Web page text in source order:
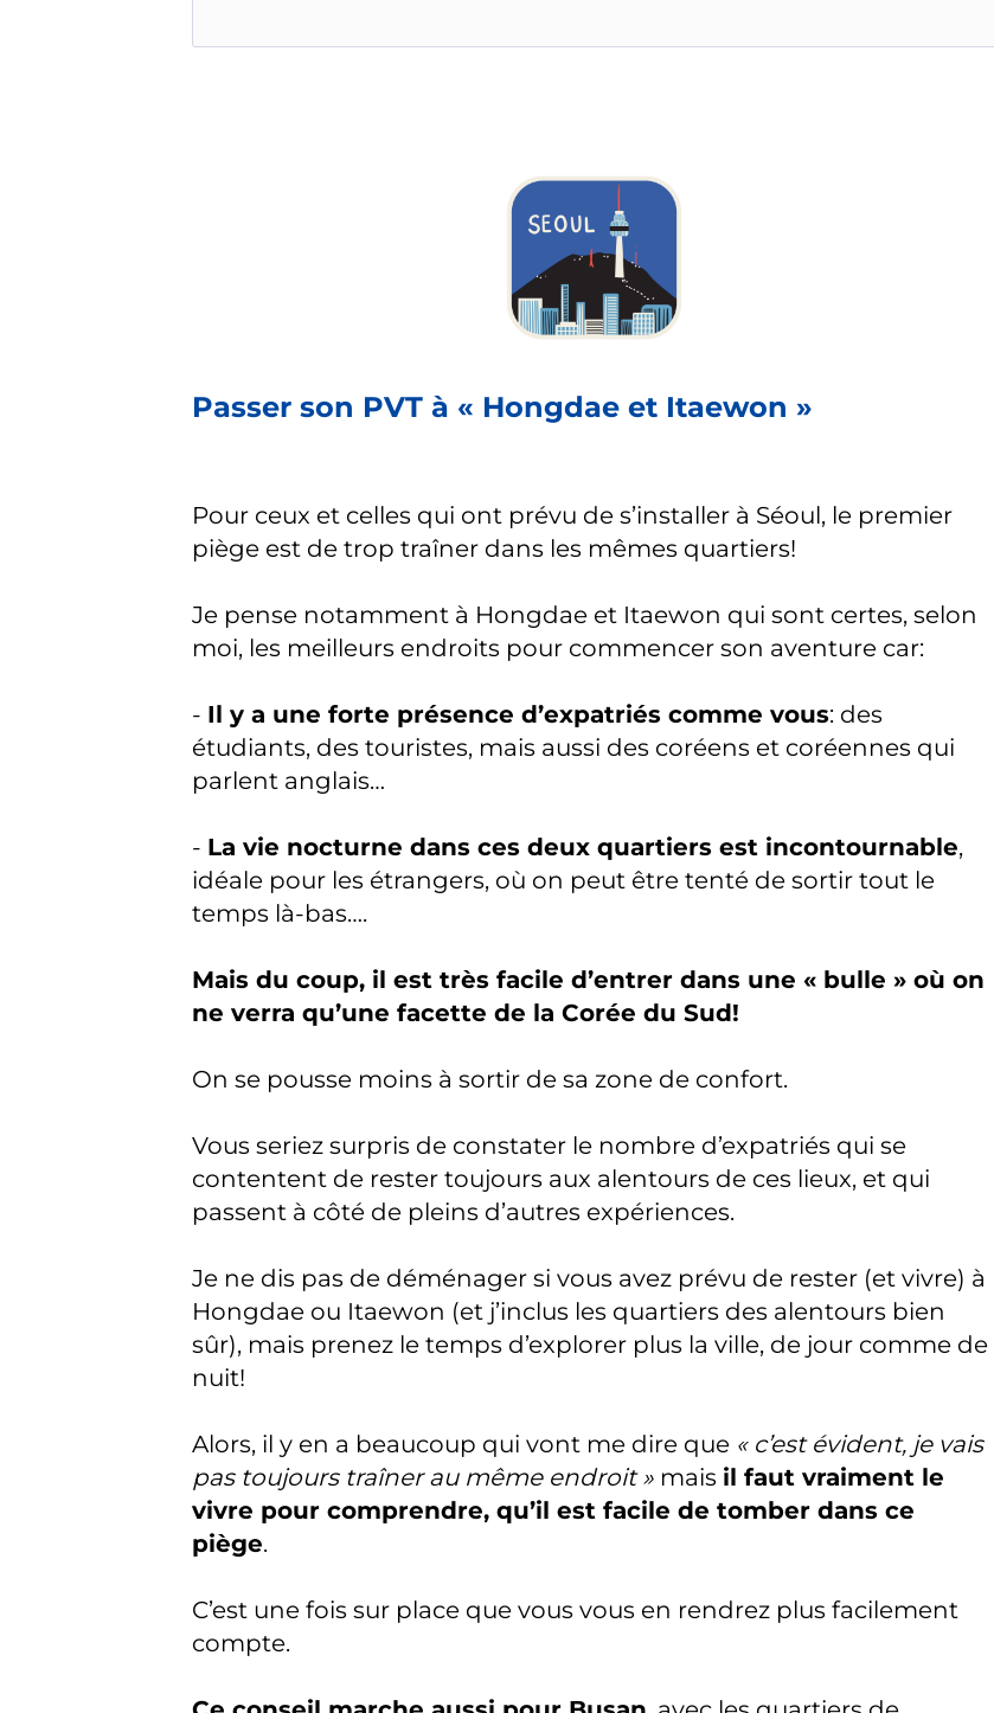
Passer son PVT à « Hongdae et Itaewon »
Pour ceux et celles qui ont prévu de s’installer à Séoul, le premier
piège est de trop traîner dans les mêmes quartiers!
Je pense notamment à Hongdae et Itaewon qui sont certes, selon
moi, les meilleurs endroits pour commencer son aventure car:
- Il y a une forte présence d’expatriés comme vous: des
étudiants, des touristes, mais aussi des coréens et coréennes qui
parlent anglais…
- La vie nocturne dans ces deux quartiers est incontournable,
idéale pour les étrangers, où on peut être tenté de sortir tout le
temps là-bas….
Mais du coup, il est très facile d’entrer dans une « bulle » où on
ne verra qu’une facette de la Corée du Sud!
On se pousse moins à sortir de sa zone de confort.
Vous seriez surpris de constater le nombre d’expatriés qui se
contentent de rester toujours aux alentours de ces lieux, et qui
passent à côté de pleins d’autres expériences.
Je ne dis pas de déménager si vous avez prévu de rester (et vivre) à
Hongdae ou Itaewon (et j’inclus les quartiers des alentours bien
sûr), mais prenez le temps d’explorer plus la ville, de jour comme de
nuit!
Alors, il y en a beaucoup qui vont me dire que « c’est évident, je vais
pas toujours traîner au même endroit » mais il faut vraiment le
vivre pour comprendre, qu’il est facile de tomber dans ce
piège.
C’est une fois sur place que vous vous en rendrez plus facilement
compte.